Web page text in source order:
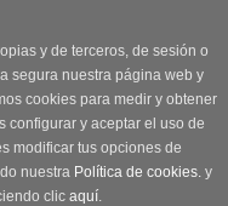
y de terceros, de sesión o
segura nuestra página web y
cookies para medir y obtener
configurar y aceptar el uso de
modificar tus opciones de
nuestra Política de cookies.y
clic aquí.
código OUTLET20